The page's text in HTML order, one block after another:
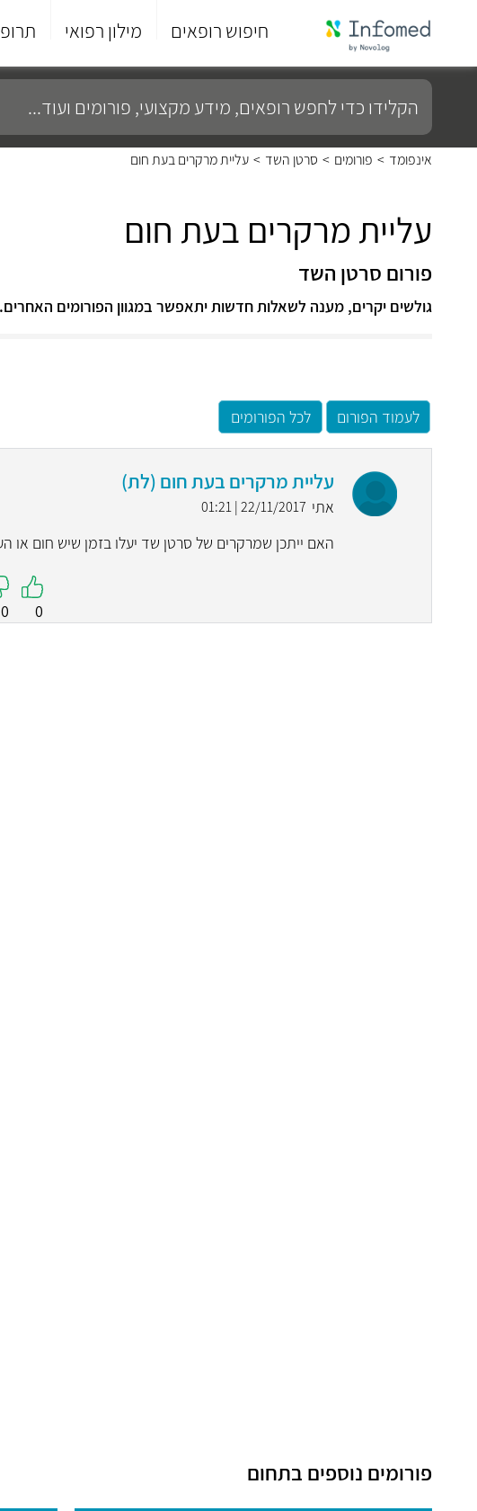
חיפוש רופאים מילון רפואי
סוף
התפריט
הקלידו
כדי
לחפש
רופאים,
מידע
מקצועי,
אינפומד > פורומים > סרטן השד > עליית מרקרים בעת חום
עליית מרקרים בעת חום
פורום סרטן השד
גולשים יקרים, מענה לשאלות חדשות יתאפשר במגוון הפורומים האחרים.
לעמוד הפורום לכל הפורומים
עליית מרקרים בעת חום (לת)
אתי 22/11/2017 | 01:21
האם ייתכן שמרקרים של סרטן שד יעלו בזמן שיש חום
0
0
פורומים נוספים בתחום